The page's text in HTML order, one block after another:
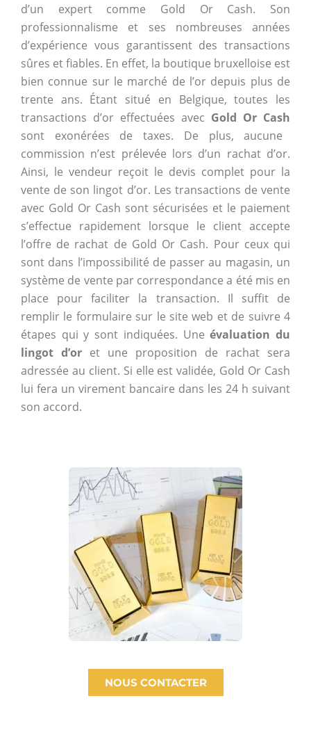
d’un expert comme Gold Or Cash. Son
professionnalisme et ses nombreuses années
d’expérience vous garantissent des transactions
sûres et fiables. En effet, la boutique bruxelloise est
bien connue sur le marché de l’or depuis plus de
trente ans. Étant situé en Belgique, toutes les
transactions d’or effectuées avec Gold Or Cash
sont exonérées de taxes. De plus, aucune
commission n’est prélevée lors d’un rachat d’or.
Ainsi, le vendeur reçoit le devis complet pour la
vente de son lingot d’or. Les transactions de vente
avec Gold Or Cash sont sécurisées et le paiement
s’effectue rapidement lorsque le client accepte
l’offre de rachat de Gold Or Cash. Pour ceux qui
sont dans l’impossibilité de passer au magasin, un
système de vente par correspondance a été mis en
place pour faciliter la transaction. Il suffit de
remplir le formulaire sur le site web et de suivre 4
étapes qui y sont indiquées. Uneévaluation du
lingot d’or et une proposition de rachat sera
adressée au client. Si elle est validée, Gold Or Cash
lui fera un virement bancaire dans les 24 h suivant
son accord.
NOUS CONTACTER